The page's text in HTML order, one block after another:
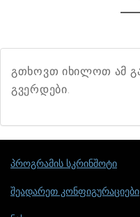
გთხოვთ იხილოთ ამ
გვერდები.
პროგრამის სკრინშოტი
შეადარეთ კონფიგურაციები